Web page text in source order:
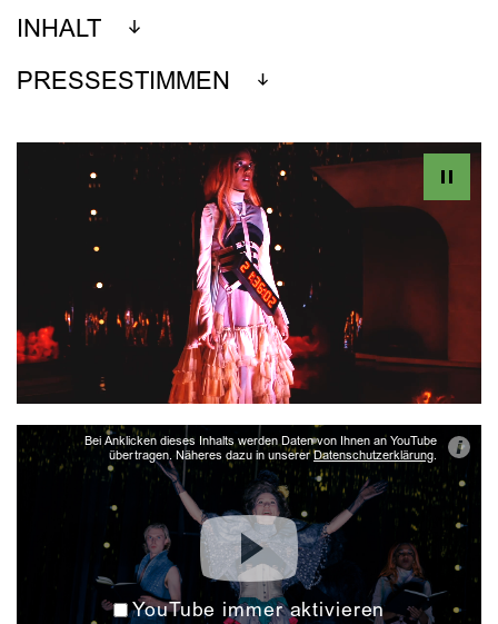
INHALT
PRESSESTIMMEN
Bei Anklicken dieses Inhalts werden Daten von Ihnen an YouTube
übertragen. Näheres dazu in unsererDatenschutzerklärung. i
YouTube immer aktivieren